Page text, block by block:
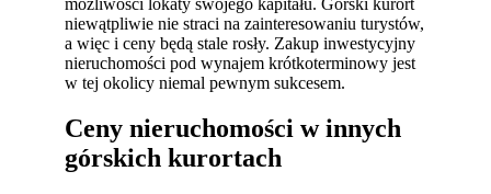
niewątpliwie nie straci na zainteresowaniu turystów,
a więc i ceny będą stale rosły. Zakup inwestycyjny
nieruchomości pod wynajem krótkoterminowy jest
w tej okolicy niemal pewnym sukcesem.
Ceny nieruchomości w innych
górskich kurortach